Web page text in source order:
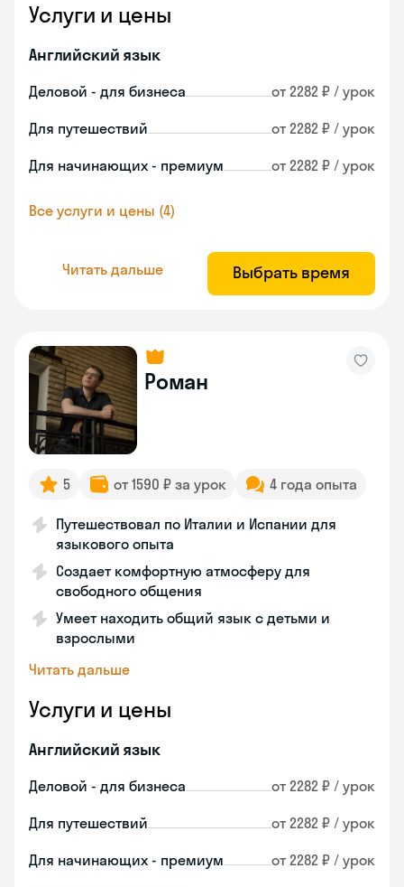
Услуги и цены
Английский язык
Деловой - для бизнеса от 2282 ₽ / урок
Для путешествий от 2282 ₽ / урок
Для начинающих - премиум от 2282 ₽ / урок
Все услуги и цены (4)
Читать дальше Выбрать время
Роман
5 от 1590 ₽ за урок 4 года опыта
Путешествовал по Италии и Испании для
языкового опыта
Создает комфортную атмосферу для
свободного общения
Умеет находить общий язык с детьми и
взрослыми
Читать дальше
Услуги и цены
Английский язык
Деловой - для бизнеса от 2282 ₽ / урок
Для путешествий от 2282 ₽ / урок
Для начинающих - премиум от 2282 ₽ / урок